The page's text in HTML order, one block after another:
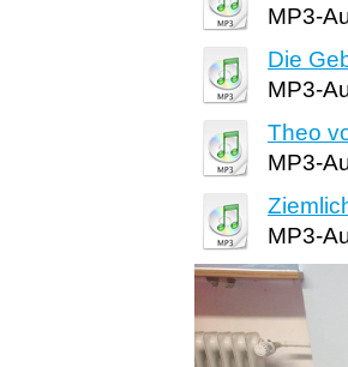
MP3-
Die
MP3-
Theo
MP3-
MP3-